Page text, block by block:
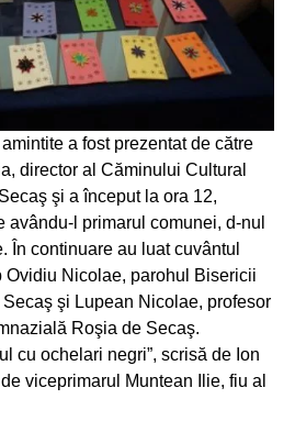
a fost prezentat de către
director al Căminului Cultural
şi a început la ora 12,
avându-l primarul comunei, d-nul
În continuare au luat cuvântul
Ovidiu Nicolae, parohul Bisericii
şi Lupean Nicolae, profesor
Roşia de Secaş.
cu ochelari negri”, scrisă de Ion
viceprimarul Muntean Ilie, fiu al